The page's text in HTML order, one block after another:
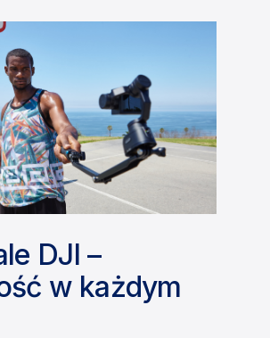
DJI –
w każdym